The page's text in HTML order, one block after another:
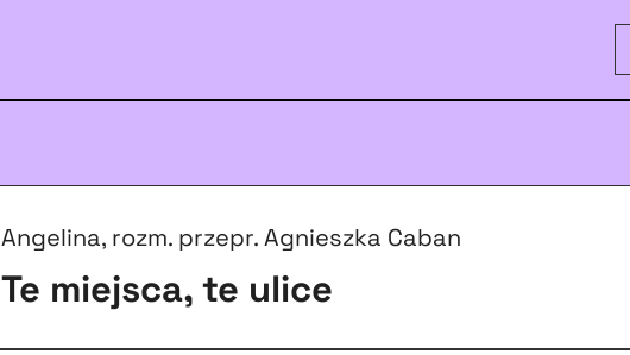
Angelina, rozm. przepr. Agnieszka Caban
Te miejsca, te ulice